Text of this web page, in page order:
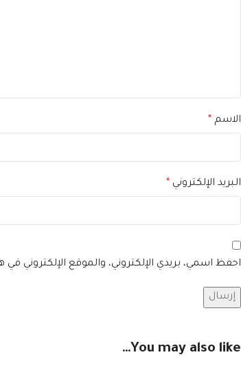
الاسم *
البريد الإلكتروني *
احفظ اسمي، بريدي الإلكتروني، والموقع الإلكتروني
You may also like…